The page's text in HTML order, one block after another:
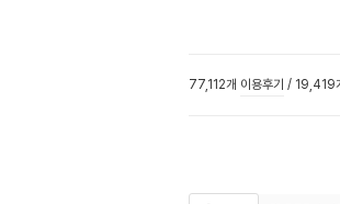
77,112개 이용후기 / 19,419